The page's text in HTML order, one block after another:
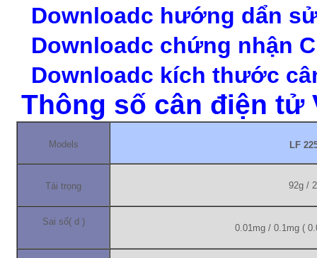
Downloadc hướng dẩn
Downloadc chứng nhận
Downloadc kích thước
Thông số cân điện tử
Models LF
Tải trọng 92g /
Sai số( d )
0.01mg / 0.1mg (